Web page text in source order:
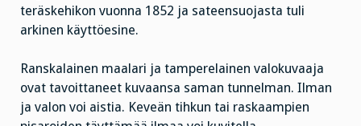
teräskehikon vuonna 1852 ja sateensuojasta tuli
arkinen käyttöesine.
Ranskalainen maalari ja tamperelainen valokuvaaja
ovat tavoittaneet kuvaansa saman tunnelman. Ilman
ja valon voi aistia. Keveän tihkun tai raskaampien